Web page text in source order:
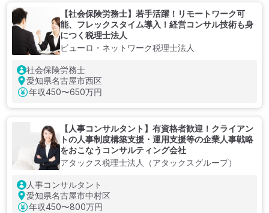
【社会保険労務士】若手活躍！リモートワーク可
能、フレックスタイム導入！経営コンサル技術も身
につく税理士法人
ビューロ・ネットワーク税理士法人
社会保険労務士
愛知県名古屋市西区
年収450〜650万円
【人事コンサルタント】有資格者歓迎！クライアン
トの人事制度構築支援・運用支援等の企業人事戦略
をおこなうコンサルティング会社
アタックス税理士法人（アタックスグループ）
人事コンサルタント
愛知県名古屋市中村区
年収450〜800万円